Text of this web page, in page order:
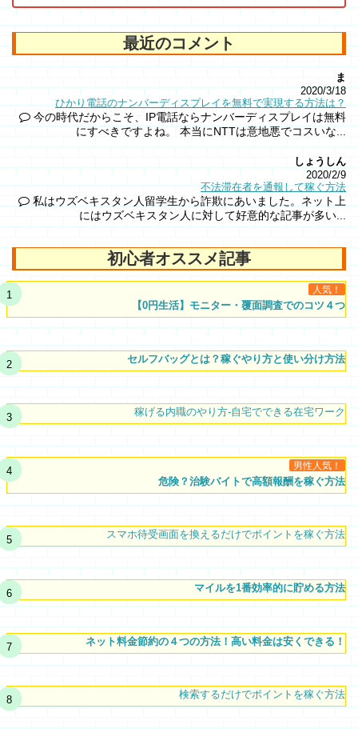
最近のコメント
ま
2020/3/18
ひかり電話のナンバーディスプレイを無料で実現する方法は？
今の時代だからこそ、IP電話ならナンバーディスプレイは無料
にすべきですよね。 本当にNTTは意地悪でコスいな...
しょうしん
2020/2/9
不法滞在者を通報して稼ぐ方法
私はウズベキスタン人留学生から詐欺にあいました。ネット上
にはウズベキスタン人に対して好意的な記事が多い...
初心者オススメ記事
人気！
【0円生活】モニター・覆面調査でのコツ４つ
セルフバッグとは？稼ぐやり方と使い分け方法
稼げる内職のやり方-自宅でできる在宅ワーク
男性人気！
危険？治験バイトで高額報酬を稼ぐ方法
スマホ待受画面を換えるだけでポイントを稼ぐ方法
マイルを1番効率的に貯める方法
ネット料金節約の４つの方法！高い料金は安くできる！
検索するだけでポイントを稼ぐ方法